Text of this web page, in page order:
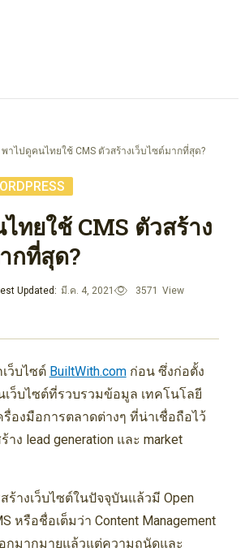
พาไปดูคนไทยใช้ CMS ตัวสร้างเว็บไซต์มากที่สุด?
ทยใช้ CMS ตัวสร้าง
กที่สุด?
Updated: มี.ค. 4, 2021 3571
View
ว็บไซต์ BuiltWith.comก่อน ซึ่งก่อตั้ง
เว็บไซต์ที่รวบรวมข้อมูล เทคโนโลยี
รื่องมือการตลาดต่างๆ ที่น่าเชื่อถือไว้
าง lead generation และ market
ร้างเว็บไซต์ในปัจจุบันแล้วมี Open
หรือชื่อเต็มว่า Content Management
กมากมายแล้วแต่ความถนัดและ